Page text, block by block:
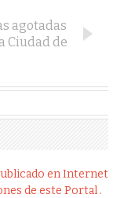
agotadas
Ciudad de
en Internet
de este Portal .